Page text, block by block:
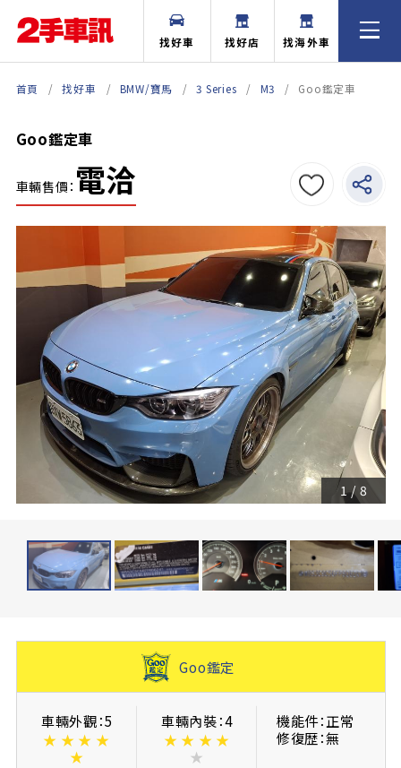
找好車 找好店 找海外車
首頁 找好車 BMW/寶馬 3 Series M3 Goo鑑定車
Goo鑑定車
車輛售價： 電洽
1/ 8
Goo鑑定
車輛外觀：5
★ ★ ★ ★
★
車輛內裝：4
★ ★ ★ ★
★
機能件：正常
修復歴：無